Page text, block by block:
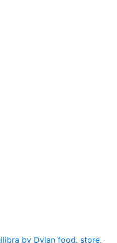
by Dylan food, store,